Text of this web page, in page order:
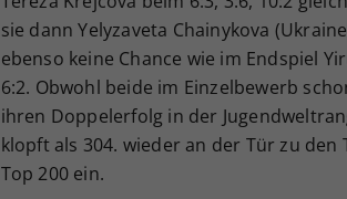
sie dann Yelyzaveta Chainykova
ebenso keine Chance wie im Endspiel
6:2. Obwohl beide im Einzelbewerb
ihren Doppelerfolg in der
klopft als 304. wieder an der Tür zu
Top 200 ein.